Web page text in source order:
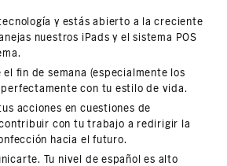
y estás abierto a la creciente
nuestros iPads y el sistema POS
fin de semana (especialmente los
con tu estilo de vida.
acciones en cuestiones de
con tu trabajo a redirigir la
hacia el futuro.
Tu nivel de español es alto